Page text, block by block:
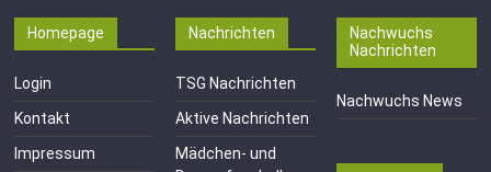
Homepage
Login
Kontakt
Impressum
Nachrichten
TSG Nachrichten
Aktive Nachrichten
Mädchen- und
Nachwuchs
Nachrichten
Nachwuchs News